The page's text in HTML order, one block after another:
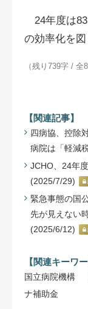
24年度は
の効率化を図
（残り739字 / 全
【関連記事】
四病協、控除
病院は「軽減
JCHO、24年
(2025/7/29)
緊急事態の国
先が見えない
(2025/6/12)
【関連キーワー
国立病院機構
ナ補助金